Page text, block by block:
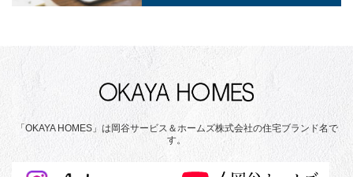
「OKAYA HOMES」は岡谷サービス＆ホームズ株式会社の住宅ブランド名で
す。